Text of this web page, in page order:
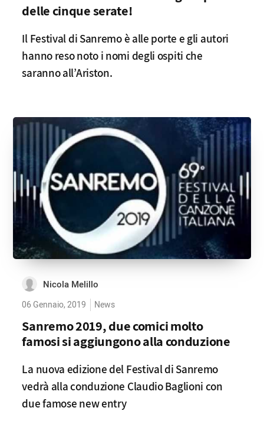
delle cinque serate!
Il Festival di Sanremo è alle porte e gli autori
hanno reso noto i nomi degli ospiti che
saranno all’Ariston.
Nicola Melillo
06 Gennaio, 2019 News
Sanremo 2019, due comici molto
famosi si aggiungono alla conduzione
La nuova edizione del Festival di Sanremo
vedrà alla conduzione Claudio Baglioni con
due famose new entry